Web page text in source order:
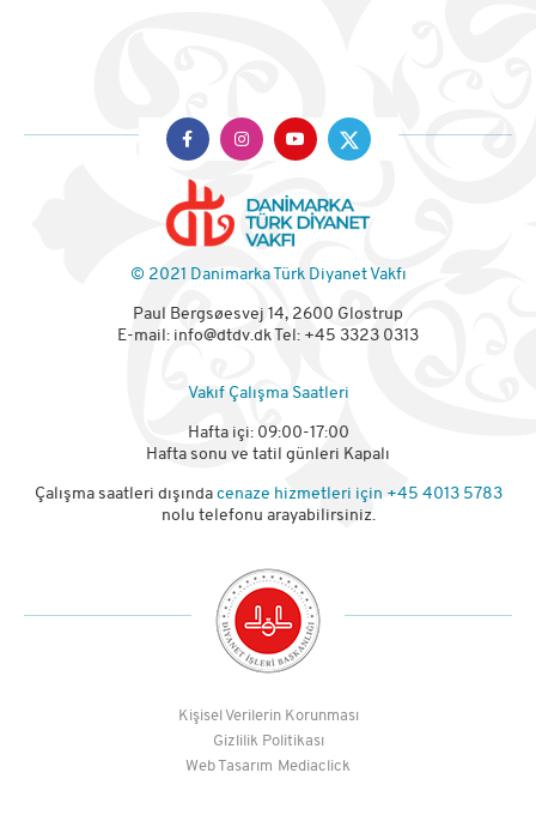
© 2021 Danimarka Türk Diyanet Vakfı
Paul Bergsøesvej 14, 2600 Glostrup
E-mail: info@dtdv.dk Tel: +45 3323 0313
Vakıf Çalışma Saatleri
Hafta içi: 09:00-17:00
Hafta sonu ve tatil günleri Kapalı
Çalışma saatleri dışında cenaze hizmetleri için +45 4013 5783
nolu telefonu arayabilirsiniz.
Kişisel Verilerin Korunması
Gizlilik Politikası
Web Tasarım Mediaclick